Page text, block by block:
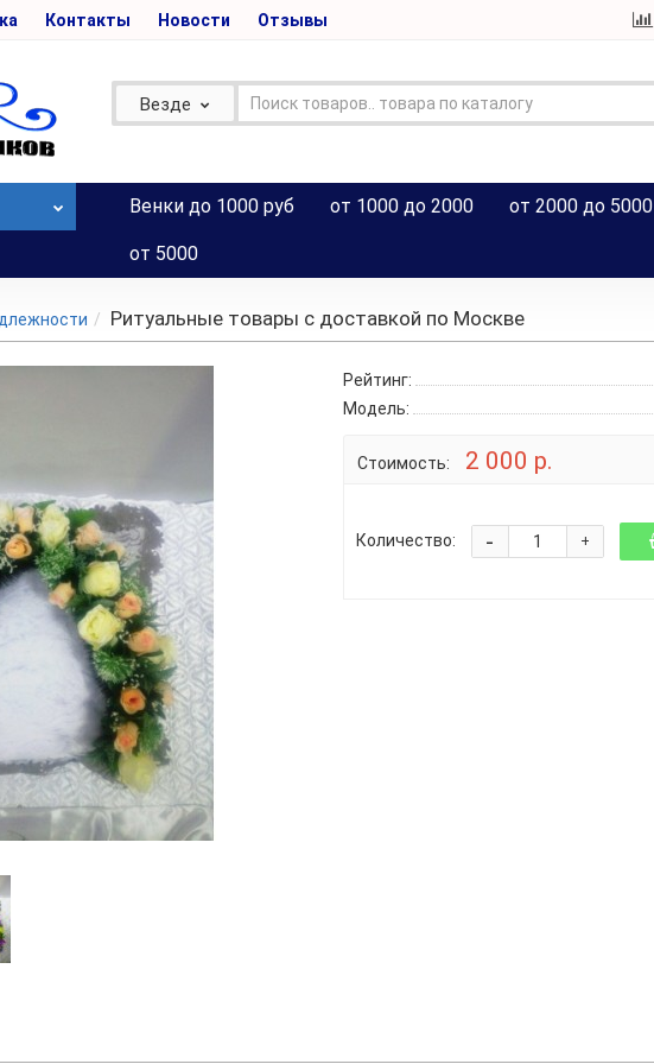
Контакты Новости Отзывы
Везде
Венки до 1000 руб от 1000 до 2000 от 2000 до 5000
от 5000
Ритуальные товары с доставкой по Москве
Рейтинг:
Модель:
Стоимость: 2 000 р.
Количество: +
-